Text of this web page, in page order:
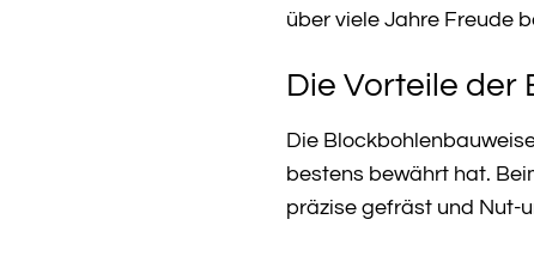
über viele Jahre Freude
Die Vorteile der
Die
bestens bewährt hat.
präzise gefräst und Nut-